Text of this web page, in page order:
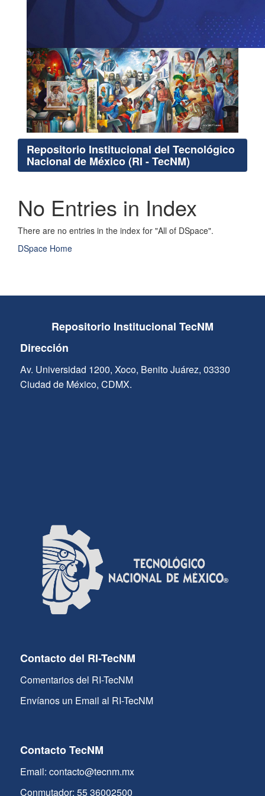
Repositorio Institucional del Tecnológico
Nacional de México (RI - TecNM)
No Entries in Index
There are no entries in the index for "All of DSpace".
DSpace Home
Repositorio Institucional TecNM
Dirección
Av. Universidad 1200, Xoco, Benito Juárez, 03330
Ciudad de México, CDMX.
Contacto del RI-TecNM
Comentarios del RI-TecNM
Envíanos un Email al RI-TecNM
Contacto TecNM
Email: contacto@tecnm.mx
Conmutador: 55 36002500